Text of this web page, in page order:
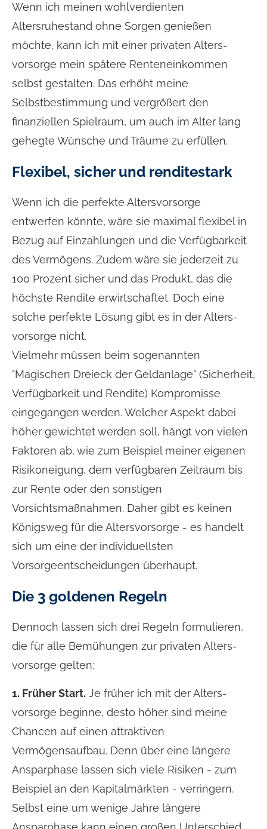
Wenn ich meinen wohlverdienten
Altersruhestand ohne Sorgen genießen
möchte, kann ich mit einer privaten Alters­
vorsorge mein spätere Renteneinkommen
selbst gestalten. Das erhöht meine
Selbstbestimmung und vergrößert den
finanziellen Spielraum, um auch im Alter lang
gehegte Wünsche und Träume zu erfüllen.
Flexibel, sicher und renditestark
Wenn ich die perfekte Alters­vorsorge
entwerfen könnte, wäre sie maximal flexibel in
Bezug auf Einzahlungen und die Verfügbarkeit
des Vermögens. Zudem wäre sie jederzeit zu
100 Prozent sicher und das Produkt, das die
höchste Rendite erwirtschaftet. Doch eine
solche perfekte Lösung gibt es in der Alters­
vorsorge nicht.
Vielmehr müssen beim sogenannten
"Magischen Dreieck der Geldanlage" (Sicherheit,
Verfügbarkeit und Rendite) Kompromisse
eingegangen werden. Welcher Aspekt dabei
höher gewichtet werden soll, hängt von vielen
Faktoren ab, wie zum Beispiel meiner eigenen
Risikoneigung, dem verfügbaren Zeitraum bis
zur Rente oder den sonstigen
Vorsichtsmaßnahmen. Daher gibt es keinen
Königsweg für die Alters­vorsorge - es handelt
sich um eine der individuellsten
Vorsorgeentscheidungen überhaupt.
Die 3 goldenen Regeln
Dennoch lassen sich drei Regeln formulieren,
die für alle Bemühungen zur privaten Alters­
vorsorge gelten:
1. Früher Start. Je früher ich mit der Alters­
vorsorge beginne, desto höher sind meine
Chancen auf einen attraktiven
Vermögensaufbau. Denn über eine längere
Ansparphase lassen sich viele Risiken - zum
Beispiel an den Kapitalmärkten - verringern.
Selbst eine um wenige Jahre längere